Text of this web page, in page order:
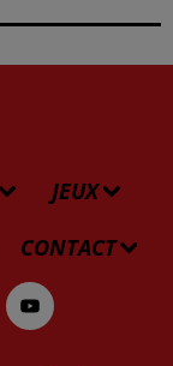
JEUX
CONTACT